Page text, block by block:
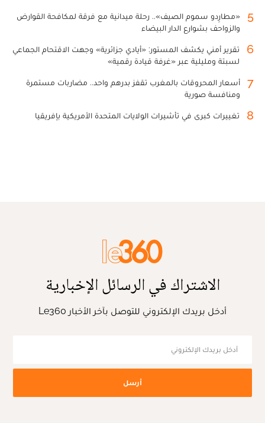
5
«مطارِدو سموم الصيف».. رحلة ميدانية مع فرقة لمكافحة القوارض
والزواحف بشوارع الدار البيضاء
6
تقرير أمني يكشف المستور: «أيادي جزائرية» وجهت الاقتحام الجماعي
لسبتة ومليلية عبر «غرفة قيادة رقمية»
7
أسعار المحروقات بالمغرب تقفز بدرهم واحد.. مضاربات مستمرة
ومنافسة صورية
8 تغييرات كبرى في تأشيرات الولايات المتحدة الأمريكية بإفريقيا
الاشتراك في الرسائل الإخبارية
أدخل بريدك الإلكتروني للتوصل بآخر الأخبار Le360
أرسل